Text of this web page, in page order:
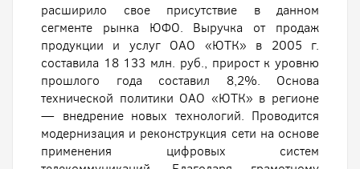
расширило свое присутствие в данном
сегменте рынка ЮФО. Выручка от продаж
продукции и услуг ОАО «ЮТК» в 2005 г.
составила 18 133 млн. руб., прирост к уровню
прошлого года составил 8,2%. Основа
технической политики ОАО «ЮТК» в регионе
— внедрение новых технологий. Проводится
модернизация и реконструкция сети на основе
применения цифровых систем